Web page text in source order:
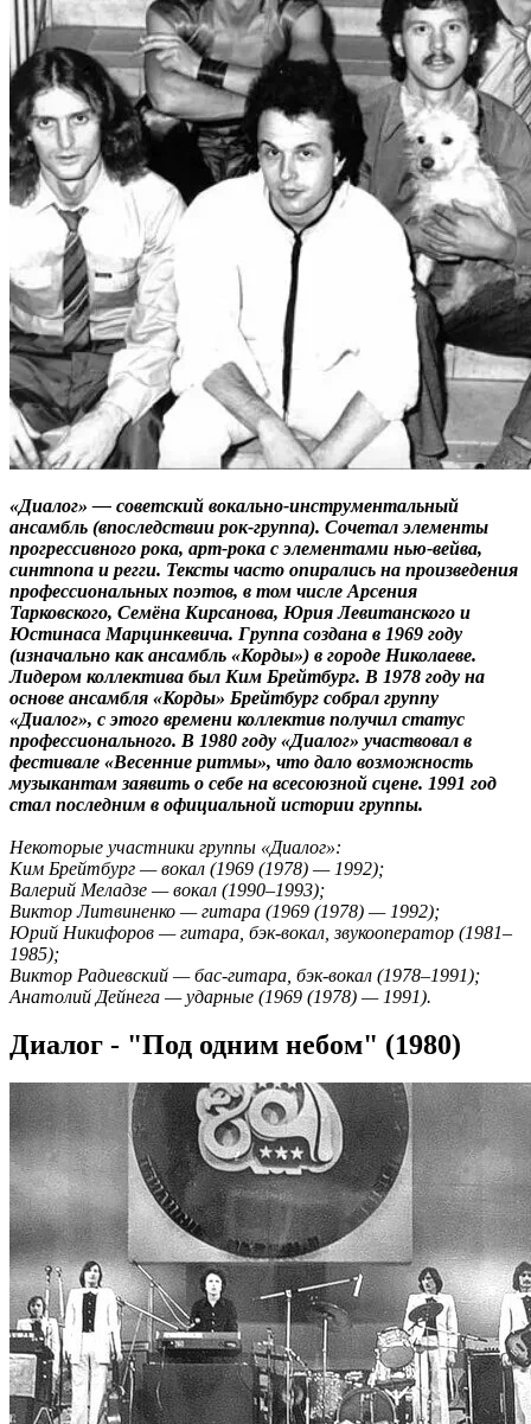
«Диалог» — советский вокально-инструментальный
ансамбль (впоследствии рок-группа). Сочетал элементы
прогрессивного рока, арт-рока с элементами нью-вейва,
синтпопа и регги. Тексты часто опирались на произведения
профессиональных поэтов, в том числе Арсения
Тарковского, Семёна Кирсанова, Юрия Левитанского и
Юстинаса Марцинкевича. Группа создана в 1969 году
(изначально как ансамбль «Корды») в городе Николаеве.
Лидером коллектива был Ким Брейтбург. В 1978 году на
основе ансамбля «Корды» Брейтбург собрал группу
«Диалог», с этого времени коллектив получил статус
профессионального. В 1980 году «Диалог» участвовал в
фестивале «Весенние ритмы», что дало возможность
музыкантам заявить о себе на всесоюзной сцене. 1991 год
стал последним в официальной истории группы.
Некоторые участники группы «Диалог»:
Ким Брейтбург — вокал (1969 (1978) — 1992);
Валерий Меладзе — вокал (1990–1993);
Виктор Литвиненко — гитара (1969 (1978) — 1992);
Юрий Никифоров — гитара, бэк-вокал, звукооператор (1981–
1985);
Виктор Радиевский — бас-гитара, бэк-вокал (1978–1991);
Анатолий Дейнега — ударные (1969 (1978) — 1991).
Диалог - "Под одним небом" (1980)